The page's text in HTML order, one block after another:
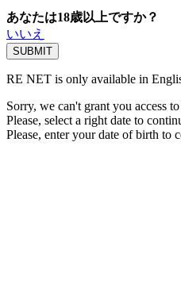
あなたは18歳以上ですか？
いいえ
RE NET is only available in
Sorry, we can't grant you access
Please, select a right date to
Please, enter your date of birth to